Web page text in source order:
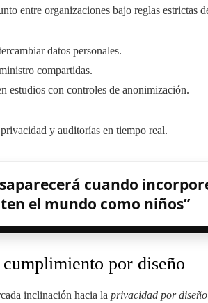
entre organizaciones bajo reglas estrictas
datos personales.
compartidas.
estudios con controles de anonimización.
y auditorías en tiempo real.
cuando
el mundo como niños”
por diseño
inclinación hacia la privacidad por diseño